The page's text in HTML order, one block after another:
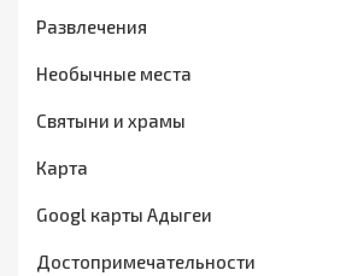
Развлечения
Необычные места
Святыни и храмы
Карта
Googl карты Адыгеи
Достопримечательности